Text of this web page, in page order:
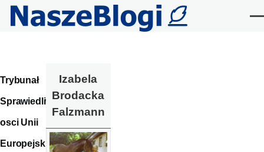
Przejdź do treści
Trybunał
Sprawiedliw
osci Unii
Europejskie
Izabela
Brodacka
Falzmann